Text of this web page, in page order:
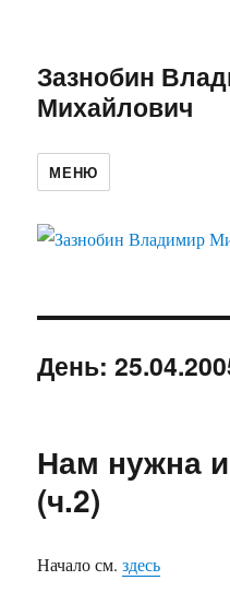
Зазнобин
Михайлович
МЕНЮ
День:
Нам нужна
(ч.2)
Начало см.здесь